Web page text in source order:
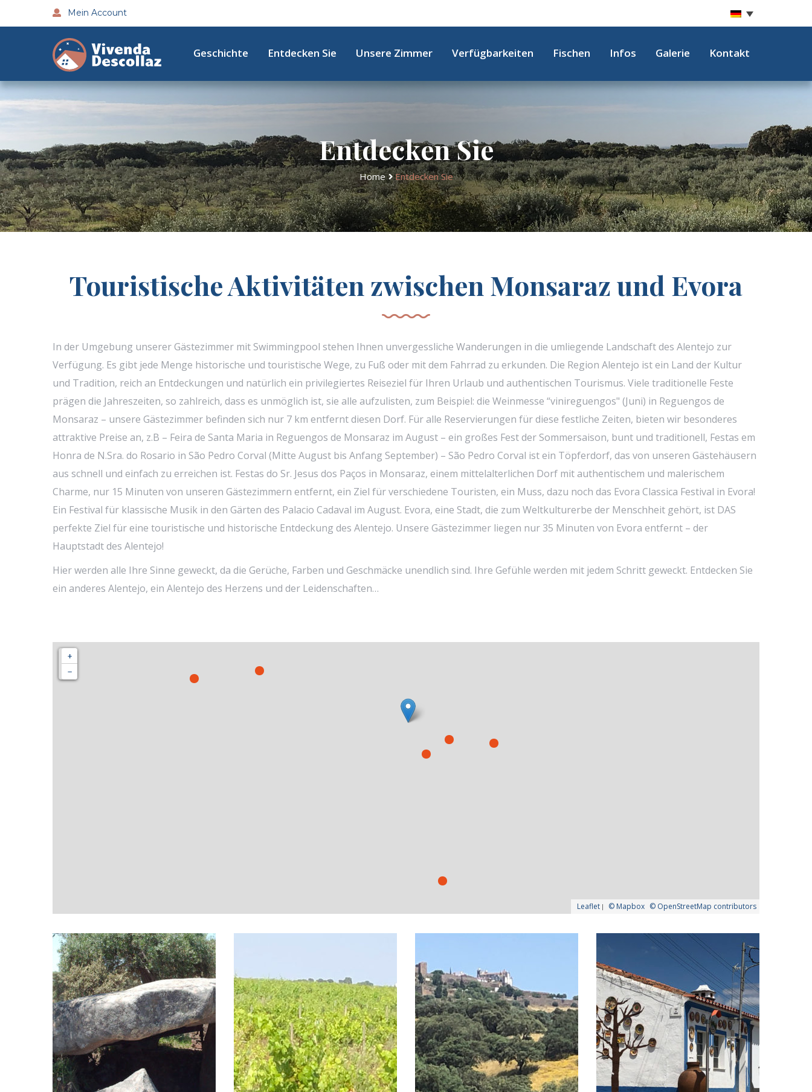
Mein Account
Geschichte Entdecken Sie Unsere Zimmer Verfügbarkeiten Fischen Infos Galerie Kontakt
Entdecken Sie
Home Entdecken Sie
Touristische Aktivitäten zwischen Monsaraz und Evora
In der Umgebung unserer Gästezimmer mit Swimmingpool stehen Ihnen unvergessliche Wanderungen in die umliegende Landschaft des Alentejo zur
Verfügung. Es gibt jede Menge historische und touristische Wege, zu Fuß oder mit dem Fahrrad zu erkunden. Die Region Alentejo ist ein Land der Kultur
und Tradition, reich an Entdeckungen und natürlich ein privilegiertes Reiseziel für Ihren Urlaub und authentischen Tourismus. Viele traditionelle Feste
prägen die Jahreszeiten, so zahlreich, dass es unmöglich ist, sie alle aufzulisten, zum Beispiel: die Weinmesse “vinireguengos" (Juni) in Reguengos de
Monsaraz – unsere Gästezimmer befinden sich nur 7 km entfernt diesen Dorf. Für alle Reservierungen für diese festliche Zeiten, bieten wir besonderes
attraktive Preise an, z.B – Feira de Santa Maria in Reguengos de Monsaraz im August – ein großes Fest der Sommersaison, bunt und traditionell, Festas em
Honra de N.Sra. do Rosario in São Pedro Corval (Mitte August bis Anfang September) – São Pedro Corval ist ein Töpferdorf, das von unseren Gästehäusern
aus schnell und einfach zu erreichen ist. Festas do Sr. Jesus dos Paços in Monsaraz, einem mittelalterlichen Dorf mit authentischem und malerischem
Charme, nur 15 Minuten von unseren Gästezimmern entfernt, ein Ziel für verschiedene Touristen, ein Muss, dazu noch das Evora Classica Festival in Evora!
Ein Festival für klassische Musik in den Gärten des Palacio Cadaval im August. Evora, eine Stadt, die zum Weltkulturerbe der Menschheit gehört, ist DAS
perfekte Ziel für eine touristische und historische Entdeckung des Alentejo. Unsere Gästezimmer liegen nur 35 Minuten von Evora entfernt – der
Hauptstadt des Alentejo!
Hier werden alle Ihre Sinne geweckt, da die Gerüche, Farben und Geschmäcke unendlich sind. Ihre Gefühle werden mit jedem Schritt geweckt. Entdecken Sie
ein anderes Alentejo, ein Alentejo des Herzens und der Leidenschaften…
+
−
Leaflet | © Mapbox © OpenStreetMap contributors